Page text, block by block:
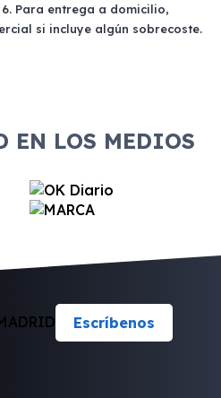
Para entrega a domicilio,
si incluye algún sobrecoste.
EN LOS MEDIOS
Escríbenos